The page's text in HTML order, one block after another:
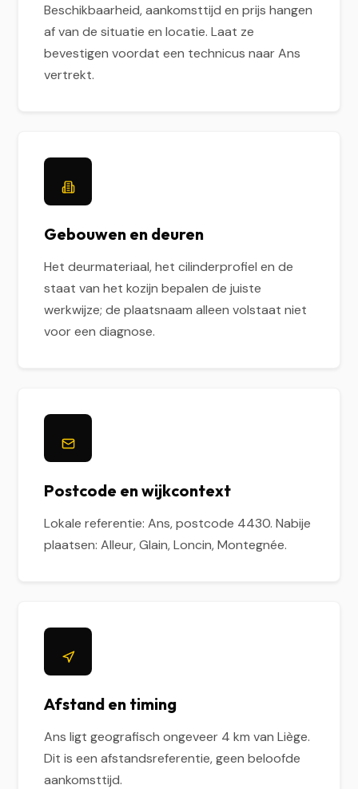
Beschikbaarheid, aankomsttijd en prijs hangen
af van de situatie en locatie. Laat ze
bevestigen voordat een technicus naar Ans
vertrekt.
Gebouwen en deuren
Het deurmateriaal, het cilinderprofiel en de
staat van het kozijn bepalen de juiste
werkwijze; de plaatsnaam alleen volstaat niet
voor een diagnose.
Postcode en wijkcontext
Lokale referentie: Ans, postcode 4430. Nabije
plaatsen: Alleur, Glain, Loncin, Montegnée.
Afstand en timing
Ans ligt geografisch ongeveer 4 km van Liège.
Dit is een afstandsreferentie, geen beloofde
aankomsttijd.